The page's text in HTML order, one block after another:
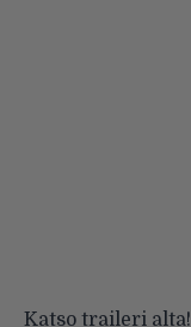
Katso traileri alta!